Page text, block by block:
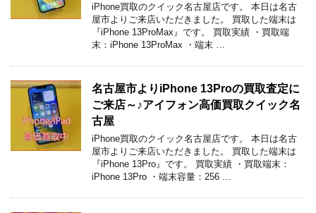
iPhone買取のクイック名古屋店です。 本日は名古
屋市よりご来店いただきました。 買取した端末は
『iPhone 13ProMax』です。 買取実績 ・買取端
末：iPhone 13ProMax ・端末 …
名古屋市よりiPhone 13Proの買取査定に
ご来店～♪アイフォン高価買取クイック名
古屋
iPhone買取のクイック名古屋店です。 本日は名古
屋市よりご来店いただきました。 買取した端末は
『iPhone 13Pro』です。 買取実績 ・買取端末：
iPhone 13Pro ・端末容量：256 …